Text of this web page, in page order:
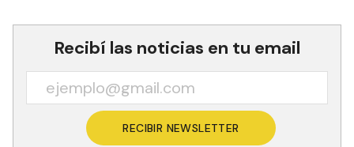
Recibí las noticias en tu email
RECIBIR NEWSLETTER